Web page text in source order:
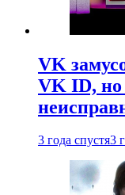
VK
VK ID, но
3 года спустя3